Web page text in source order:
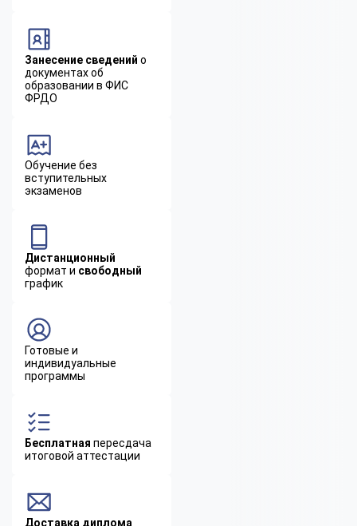
Занесение сведений о
документах об
образовании в ФИС
ФРДО
Обучение без
вступительных
экзаменов
Дистанционный
формат и свободный
график
Готовые и
индивидуальные
программы
Бесплатная пересдача
итоговой аттестации
Доставка диплома